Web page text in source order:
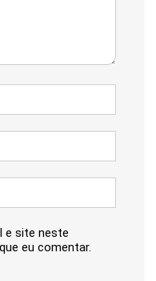
e site neste
eu comentar.